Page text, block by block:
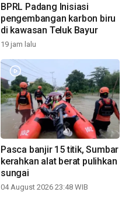
BPRL Padang Inisiasi
pengembangan karbon biru
di kawasan Teluk Bayur
19 jam lalu
Pasca banjir 15 titik, Sumbar
kerahkan alat berat pulihkan
sungai
04 August 2026 23:48 WIB